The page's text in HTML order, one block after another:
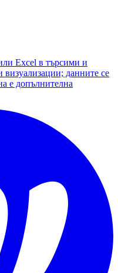
Excel в търсими и
визуализации; данните се
е допълнителна